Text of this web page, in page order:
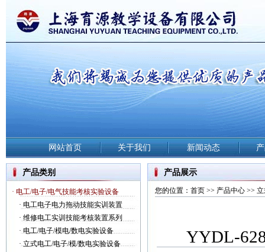
网站首页 关于我们 新闻动态
产品类别
· 电工/电子/电气技能考核实验设备
· 电工电子电力拖动技能实训装置
· 维修电工实训技能考核装置系列
· 电工/电子/模电/数电实验设备
·立式电工/电子/模/数电实验设备
产品展示
您的位置： 首页 >> 产品中心 >>
YYDL-